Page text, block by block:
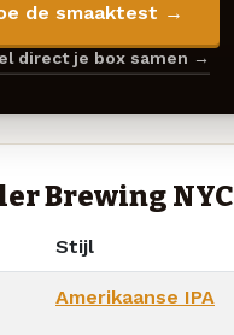
de smaaktest →
direct je box samen →
Brewing NYC
Stijl
Amerikaanse IPA